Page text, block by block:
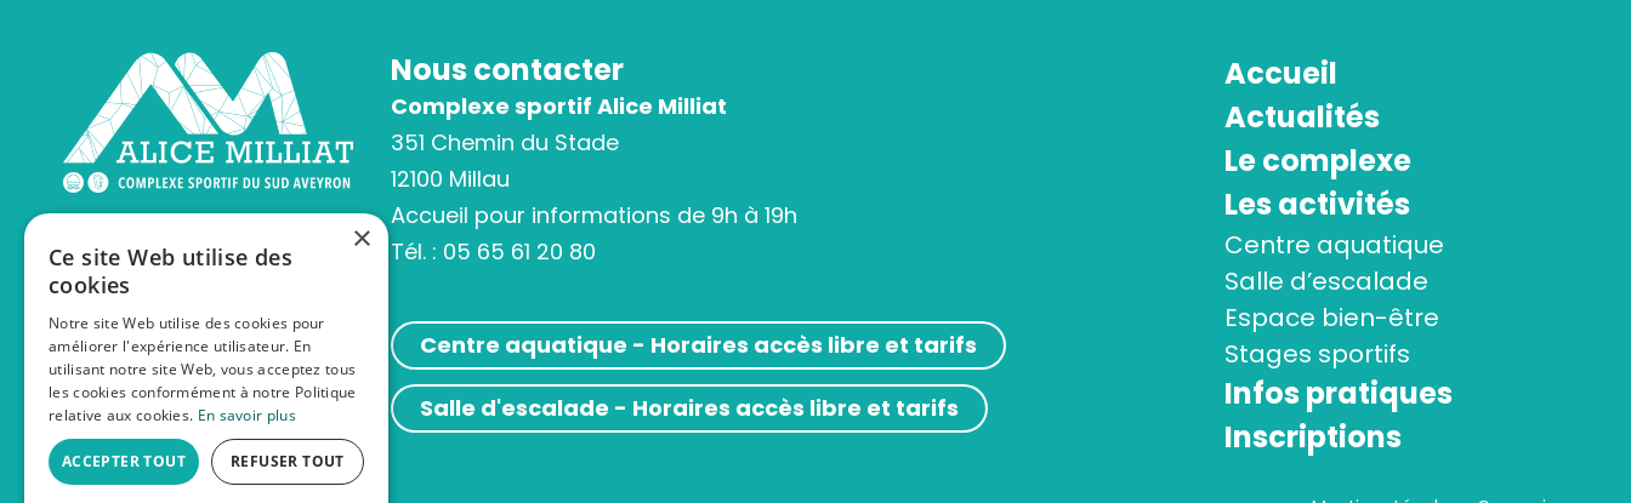
Nous contacter
Complexe sportif Alice Milliat
351 Chemin du Stade
12100 Millau
Accueil pour informations de 9h à 19h
Tél. : 05 65 61 20 80
Centre aquatique - Horaires accès libre et tarifs
Salle d'escalade - Horaires accès libre et tarifs
Accueil
Actualités
Le complexe
Les activités
Centre aquatique
Salle d’escalade
Espace bien-être
Stages sportifs
Infos pratiques
Inscriptions
×
Ce site Web utilise des
cookies
Notre site Web utilise des cookies pour
améliorer l'expérience utilisateur. En
utilisant notre site Web, vous acceptez tous
les cookies conformément à notre Politique
relative aux cookies. En savoir plus
ACCEPTER TOUT REFUSER TOUT